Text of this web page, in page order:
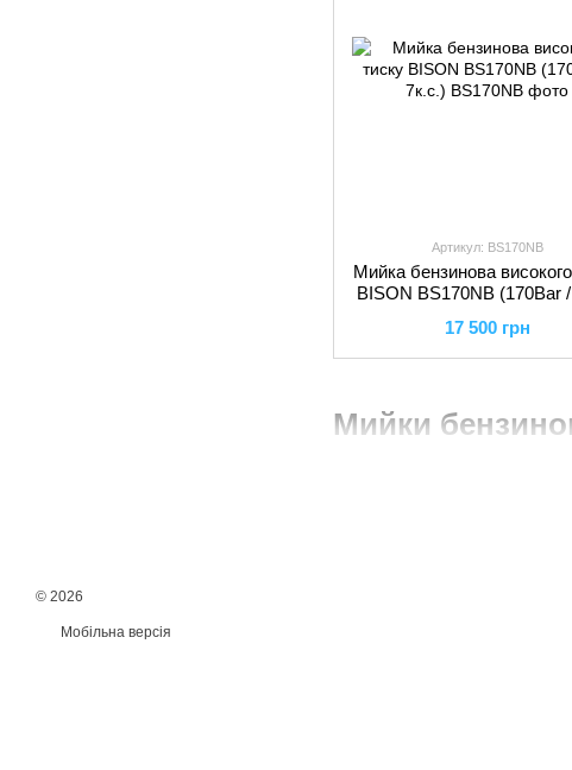
Мийки
Артикул: BS170NB
Мийка бензинова
BISON BS170NB (170Bar
17 500 грн
© 2026
Мобільна версія